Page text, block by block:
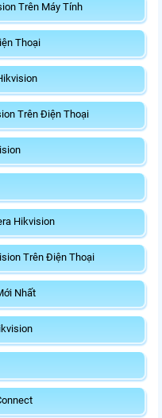
Trên Máy Tính
Thoại
Trên Điện Thoại
Hikvision
Trên Điện Thoại
Nhất